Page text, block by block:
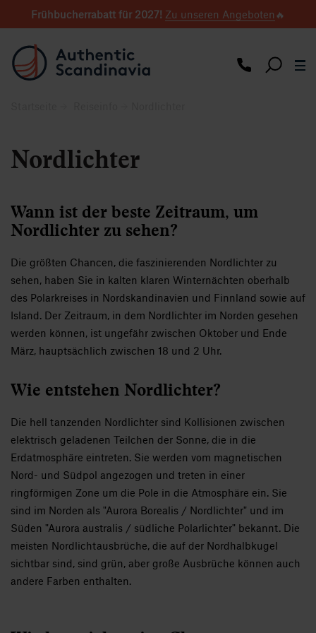
Frühbucherrabatt für 2027! Zu unseren Angeboten 🔥
Nordlichter
Wann ist der beste Zeitraum, um
Nordlichter zu sehen?
Die größten Chancen, die faszinierenden Nordlichter zu
sehen, haben Sie in kalten klaren Winternächten oberhalb
des Polarkreises in Nordskandinavien und Finnland sowie auf
Island. Der Zeitraum, in dem Nordlichter im Norden gesehen
werden können, ist ungefähr zwischen Oktober und Ende
März, hauptsächlich zwischen 18 und 2 Uhr.
Wie entstehen Nordlichter?
Die hell tanzenden Nordlichter sind Kollisionen zwischen
elektrisch geladenen Teilchen der Sonne, die in die
Erdatmosphäre eintreten. Sie werden vom magnetischen
Nord- und Südpol angezogen und treten in einer
ringförmigen Zone um die Pole in die Atmosphäre ein. Sie
sind im Norden als "Aurora Borealis / Nordlichter" und im
Süden "Aurora australis / südliche Polarlichter" bekannt. Die
meisten Nordlichtausbrüche, die auf der Nordhalbkugel
sichtbar sind, sind grün, aber große Ausbrüche können auch
andere Farben enthalten.